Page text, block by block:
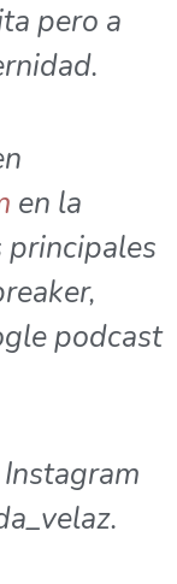
pero a
en la
principales
podcast